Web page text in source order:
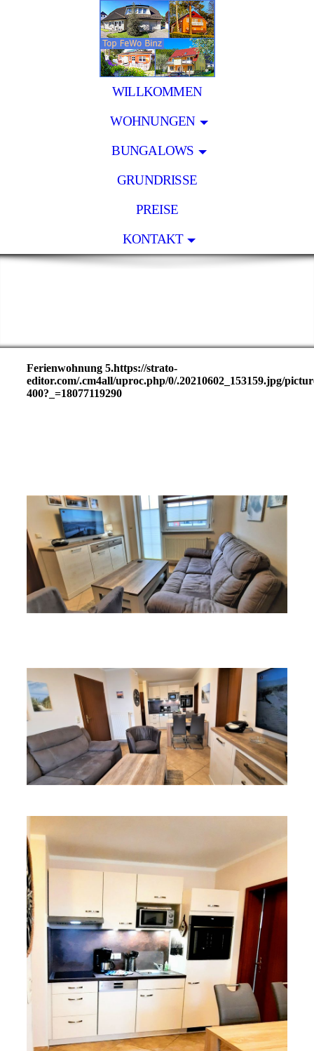
WILLKOMMEN
WOHNUNGEN
BUNGALOWS
GRUNDRISSE
PREISE
KONTAKT
Ferienwohnung 5.https://strato-
editor.com/.cm4all/uproc.php/0/.20210602_153159.jpg/
400?_=18077119290